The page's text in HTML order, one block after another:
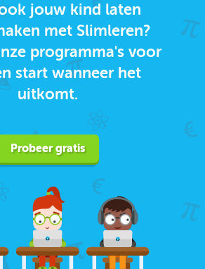
jouw kind laten
met Slimleren?
programma's voor
start wanneer het
uitkomt.
Probeer gratis